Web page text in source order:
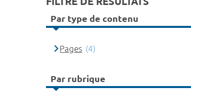
Par type de contenu
Pages (4)
Par rubrique